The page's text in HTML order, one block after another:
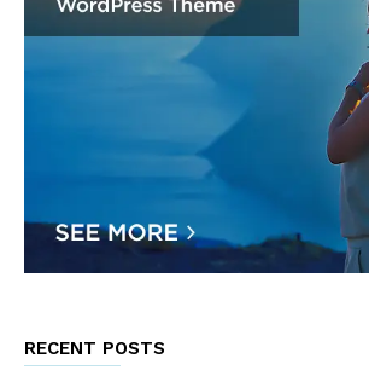
RECENT POSTS